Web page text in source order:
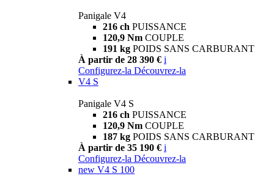
Panigale V4
216 ch PUISSANCE
120,9 Nm COUPLE
191 kg POIDS SANS CARBURANT
À partir de 28 390 € i
Configurez-la Découvrez-la
V4 S
Panigale V4 S
216 ch PUISSANCE
120,9 Nm COUPLE
187 kg POIDS SANS CARBURANT
À partir de 35 190 € i
Configurez-la Découvrez-la
new V4 S 100